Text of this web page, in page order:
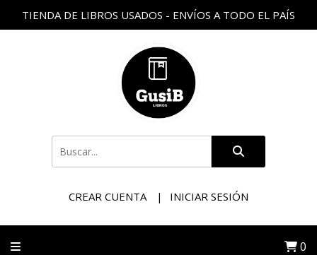
TIENDA DE LIBROS USADOS - ENVÍOS A TODO EL PAÍS
CREAR CUENTA INICIAR SESIÓN
0